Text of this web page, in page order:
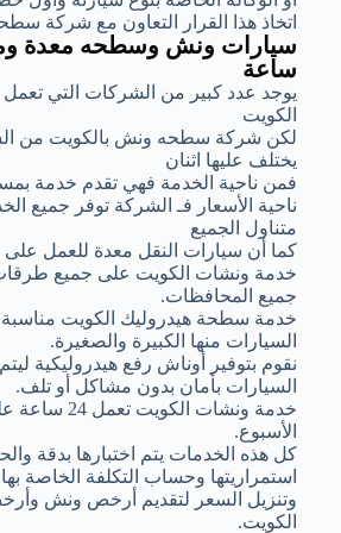
اتخاذ هذا القرار التعاون مع شركة
ساعة
يوجد عدد كبير من الشركات التي
الكويت
لكن شركة سطحه ونش بالكويت من
يختلف عليها اثنان
فمن ناحية الخدمة فهي تقدم خدمة
ناحية الأسعار فـ الشركة توفر جميع
متناول الجميع
كما أن سيارات النقل معدة للعمل على مدار
خدمة ونشات الكويت على جميع
جميع المحافظات.
خدمة سطحة هيدروليك الكويت مناسبة
السيارات منها الكبيرة والصغيرة.
نقوم بتوفير أوناش رفع هيدروليكية
السيارات بأمان بدون مشاكل أو تلف.
خدمة ونشات
الأسبوع.
كل هذه الخدمات يتم اختبارها بدقة
استمراريتها وحساب التكلفة الخاصة بها
وتنزيل السعر لتقديم أرخص ونش
الكويت.